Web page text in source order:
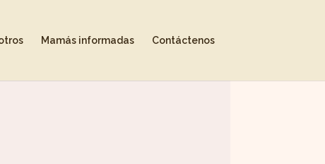
Mamás informadas Contáctenos